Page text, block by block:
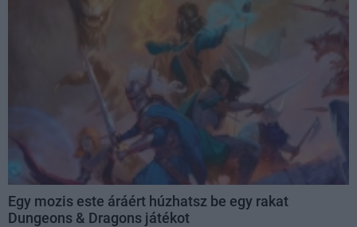
Egy mozis este áráért húzhatsz be egy rakat
Dungeons & Dragons játékot